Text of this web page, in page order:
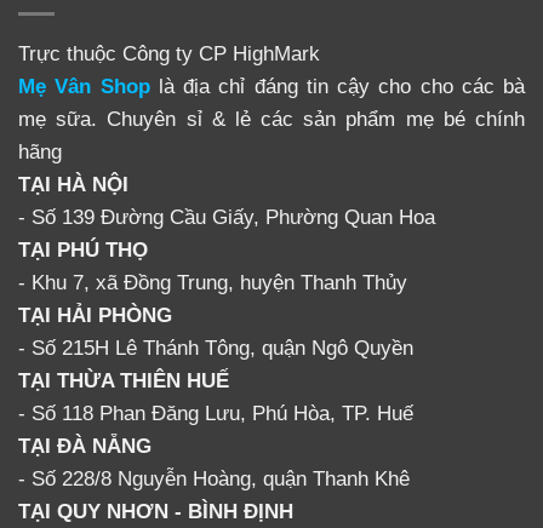
Trực thuộc Công ty CP HighMark
Mẹ Vân Shoplà địa chỉ đáng tin cậy cho cho các bà
mẹ sữa. Chuyên sỉ & lẻ các sản phẩm mẹ bé chính
hãng
TẠI HÀ NỘI
- Số 139 Đường Cầu Giấy, Phường Quan Hoa
TẠI PHÚ THỌ
- Khu 7, xã Đồng Trung, huyện Thanh Thủy
TẠI HẢI PHÒNG
- Số 215H Lê Thánh Tông, quận Ngô Quyền
TẠI THỪA THIÊN HUẾ
- Số 118 Phan Đăng Lưu, Phú Hòa, TP. Huế
TẠI ĐÀ NẴNG
- Số 228/8 Nguyễn Hoàng, quận Thanh Khê
TẠI QUY NHƠN - BÌNH ĐỊNH